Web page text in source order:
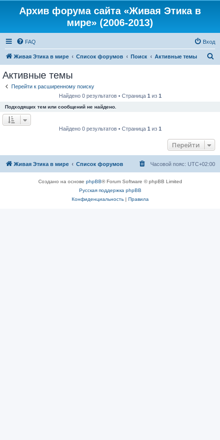
Архив форума сайта «Живая Этика в
мире» (2006-2013)
FAQ Вход
Живая Этика в мире Список форумов Поиск Активные темы
Активные темы
Перейти к расширенному поиску
Найдено 0 результатов • Страница 1 из 1
Подходящих тем или сообщений не найдено.
Найдено 0 результатов • Страница 1 из 1
Перейти
Живая Этика в мире Список форумов Часовой пояс: UTC+02:00
Создано на основе phpBB® Forum Software © phpBB Limited
Русская поддержка phpBB
Конфиденциальность| Правила